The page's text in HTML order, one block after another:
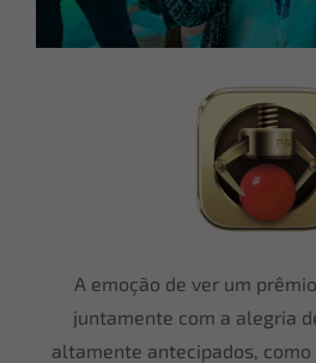
A emoção de ver um
juntamente com a alegria
altamente antecipados,